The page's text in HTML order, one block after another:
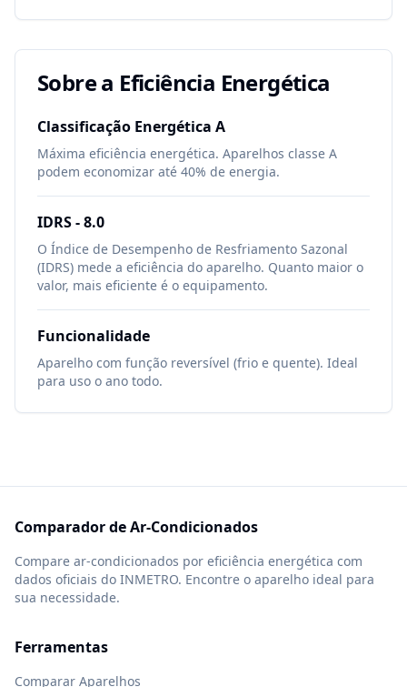
Sobre a Eficiência Energética
Classificação Energética A
Máxima eficiência energética. Aparelhos classe A
podem economizar até 40% de energia.
IDRS -8.0
O Índice de Desempenho de Resfriamento Sazonal
(IDRS) mede a eficiência do aparelho. Quanto maior o
valor, mais eficiente é o equipamento.
Funcionalidade
Aparelho com função reversível (frio e quente). Ideal
para uso o ano todo.
Comparador de Ar-Condicionados
Compare ar-condicionados por eficiência energética com
dados oficiais do INMETRO. Encontre o aparelho ideal para
sua necessidade.
Ferramentas
Comparar Aparelhos